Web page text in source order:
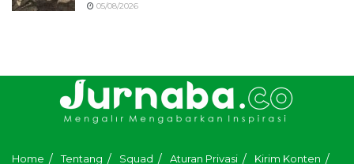
05/08/2026
Home Tentang Squad Aturan Privasi Kirim Konten